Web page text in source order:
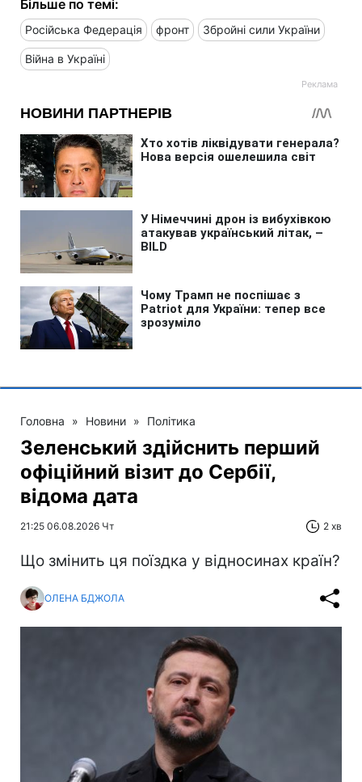
Більше по темі:
Російська Федерація фронт Збройні сили України
Війна в Україні
Головна » Новини » Політика
Зеленський здійснить перший
офіційний візит до Сербії,
відома дата
21:25 06.08.2026 Чт 2 хв
Що змінить ця поїздка у відносинах країн?
ОЛЕНА БДЖОЛА